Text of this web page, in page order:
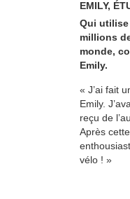
EMILY,
Qui utilise
millions
monde,
Emily.
« J’ai fait
Emily.
reçu de
Après
vélo ! »